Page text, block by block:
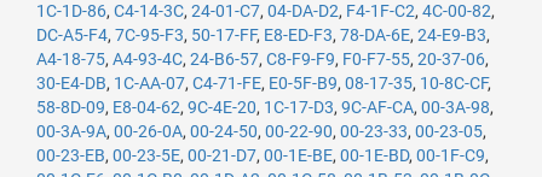
1C-1D-86, C4-14-3C, 24-01-C7, 04-DA-D2, F4-1F-C2, 4C-00-82,
DC-A5-F4, 7C-95-F3, 50-17-FF, E8-ED-F3, 78-DA-6E, 24-E9-B3,
A4-18-75, A4-93-4C, 24-B6-57, C8-F9-F9, F0-F7-55, 20-37-06,
30-E4-DB, 1C-AA-07, C4-71-FE, E0-5F-B9, 08-17-35, 10-8C-CF,
58-8D-09, E8-04-62, 9C-4E-20, 1C-17-D3, 9C-AF-CA, 00-3A-98,
00-3A-9A, 00-26-0A, 00-24-50, 00-22-90, 00-23-33, 00-23-05,
00-23-EB, 00-23-5E, 00-21-D7, 00-1E-BE, 00-1E-BD, 00-1F-C9,